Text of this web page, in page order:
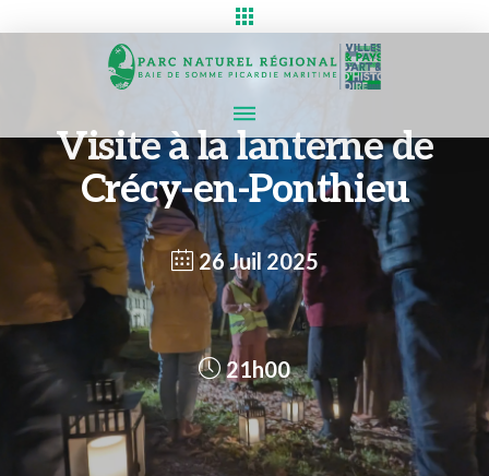
Visite à la lanterne de
Crécy-en-Ponthieu
26 Juil 2025
21h00